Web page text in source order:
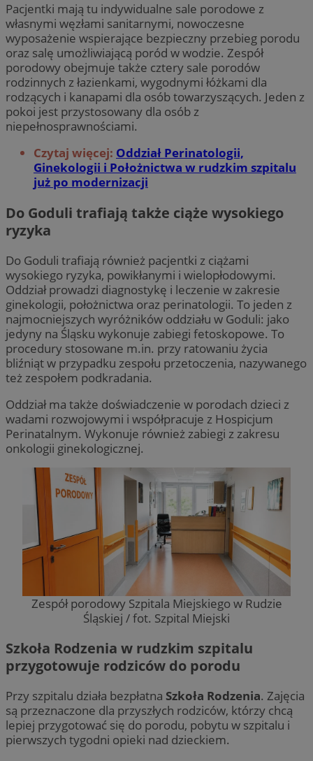
Pacjentki mają tu indywidualne sale porodowe z
własnymi węzłami sanitarnymi, nowoczesne
wyposażenie wspierające bezpieczny przebieg porodu
oraz salę umożliwiającą poród w wodzie. Zespół
porodowy obejmuje także cztery sale porodów
rodzinnych z łazienkami, wygodnymi łóżkami dla
rodzących i kanapami dla osób towarzyszących. Jeden z
pokoi jest przystosowany dla osób z
niepełnosprawnościami.
Czytaj więcej: Oddział Perinatologii,
Ginekologii i Położnictwa w rudzkim szpitalu
już po modernizacji
Do Goduli trafiają także ciąże wysokiego
ryzyka
Do Goduli trafiają również pacjentki z ciążami
wysokiego ryzyka, powikłanymi i wielopłodowymi.
Oddział prowadzi diagnostykę i leczenie w zakresie
ginekologii, położnictwa oraz perinatologii. To jeden z
najmocniejszych wyróżników oddziału w Goduli: jako
jedyny na Śląsku wykonuje zabiegi fetoskopowe. To
procedury stosowane m.in. przy ratowaniu życia
bliźniąt w przypadku zespołu przetoczenia, nazywanego
też zespołem podkradania.
Oddział ma także doświadczenie w porodach dzieci z
wadami rozwojowymi i współpracuje z Hospicjum
Perinatalnym. Wykonuje również zabiegi z zakresu
onkologii ginekologicznej.
Zespół porodowy Szpitala Miejskiego w Rudzie
Śląskiej / fot. Szpital Miejski
Szkoła Rodzenia w rudzkim szpitalu
przygotowuje rodziców do porodu
Przy szpitalu działa bezpłatna Szkoła Rodzenia. Zajęcia
są przeznaczone dla przyszłych rodziców, którzy chcą
lepiej przygotować się do porodu, pobytu w szpitalu i
pierwszych tygodni opieki nad dzieckiem.